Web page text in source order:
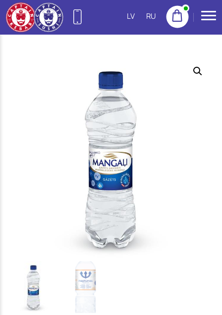
NEW
23222300
20665777
22158888
22113434
(Ziepniekkalns)
25144383
LV RU